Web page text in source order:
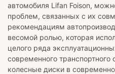
автомобиля Lifan Foison,
проблем, связанных с их
рекомендациям
весомой ролью, которая
целого ряда
современного
колесные диски в